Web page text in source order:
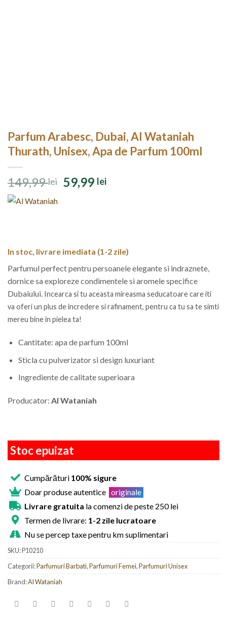
Parfum Arabesc, Dubai, Al Wataniah
Thurath, Unisex, Apa de Parfum 100ml
149,99lei Prețul
inițial
59,99 leiPrețul
In stoc, livrare imediata (1-2 zile)
Parfumul perfect pentru persoanele elegante si indraznete,
dornice sa exploreze condimentele si aromele specifice
Dubaiului. Incearca si tu aceasta mireasma seducatoare care iti
va oferi un plus deincredere si rafinament, pentru ca tu sa te simti
mereu bine in pielea ta!
Cantitate: apa de parfum 100ml
Sticla cu pulverizator si design luxuriant
Ingrediente de calitate superioara
Producator: Al Wataniah
Stoc epuizat
Cumpărături 100% sigure
Doar produse autentice originale
Livrare gratuita la comenzi de peste 250 lei
Termen de livrare: 1-2 zile lucratoare
Nu se percep taxe pentru km suplimentari
SKU:P10210
Categorii:Parfumuri Barbati,Parfumuri Femei,Parfumuri Unisex
Brand:Al Wataniah